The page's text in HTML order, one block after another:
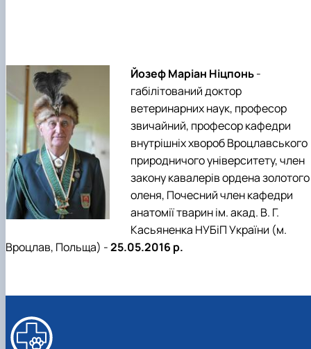
Йозеф Маріан Ніцпонь-
габілітований доктор
ветеринарних наук, професор
звичайний, професор кафедри
внутрішніх хвороб Вроцлавського
природничого університету, член
закону кавалерів ордена золотого
оленя, Почесний член кафедри
анатомії тварин ім. акад. В. Г.
Касьяненка НУБіП України (м.
Вроцлав, Польща) -25.05.2016 р.